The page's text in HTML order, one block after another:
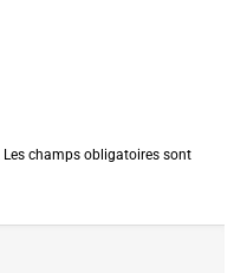
Les champs obligatoires sont